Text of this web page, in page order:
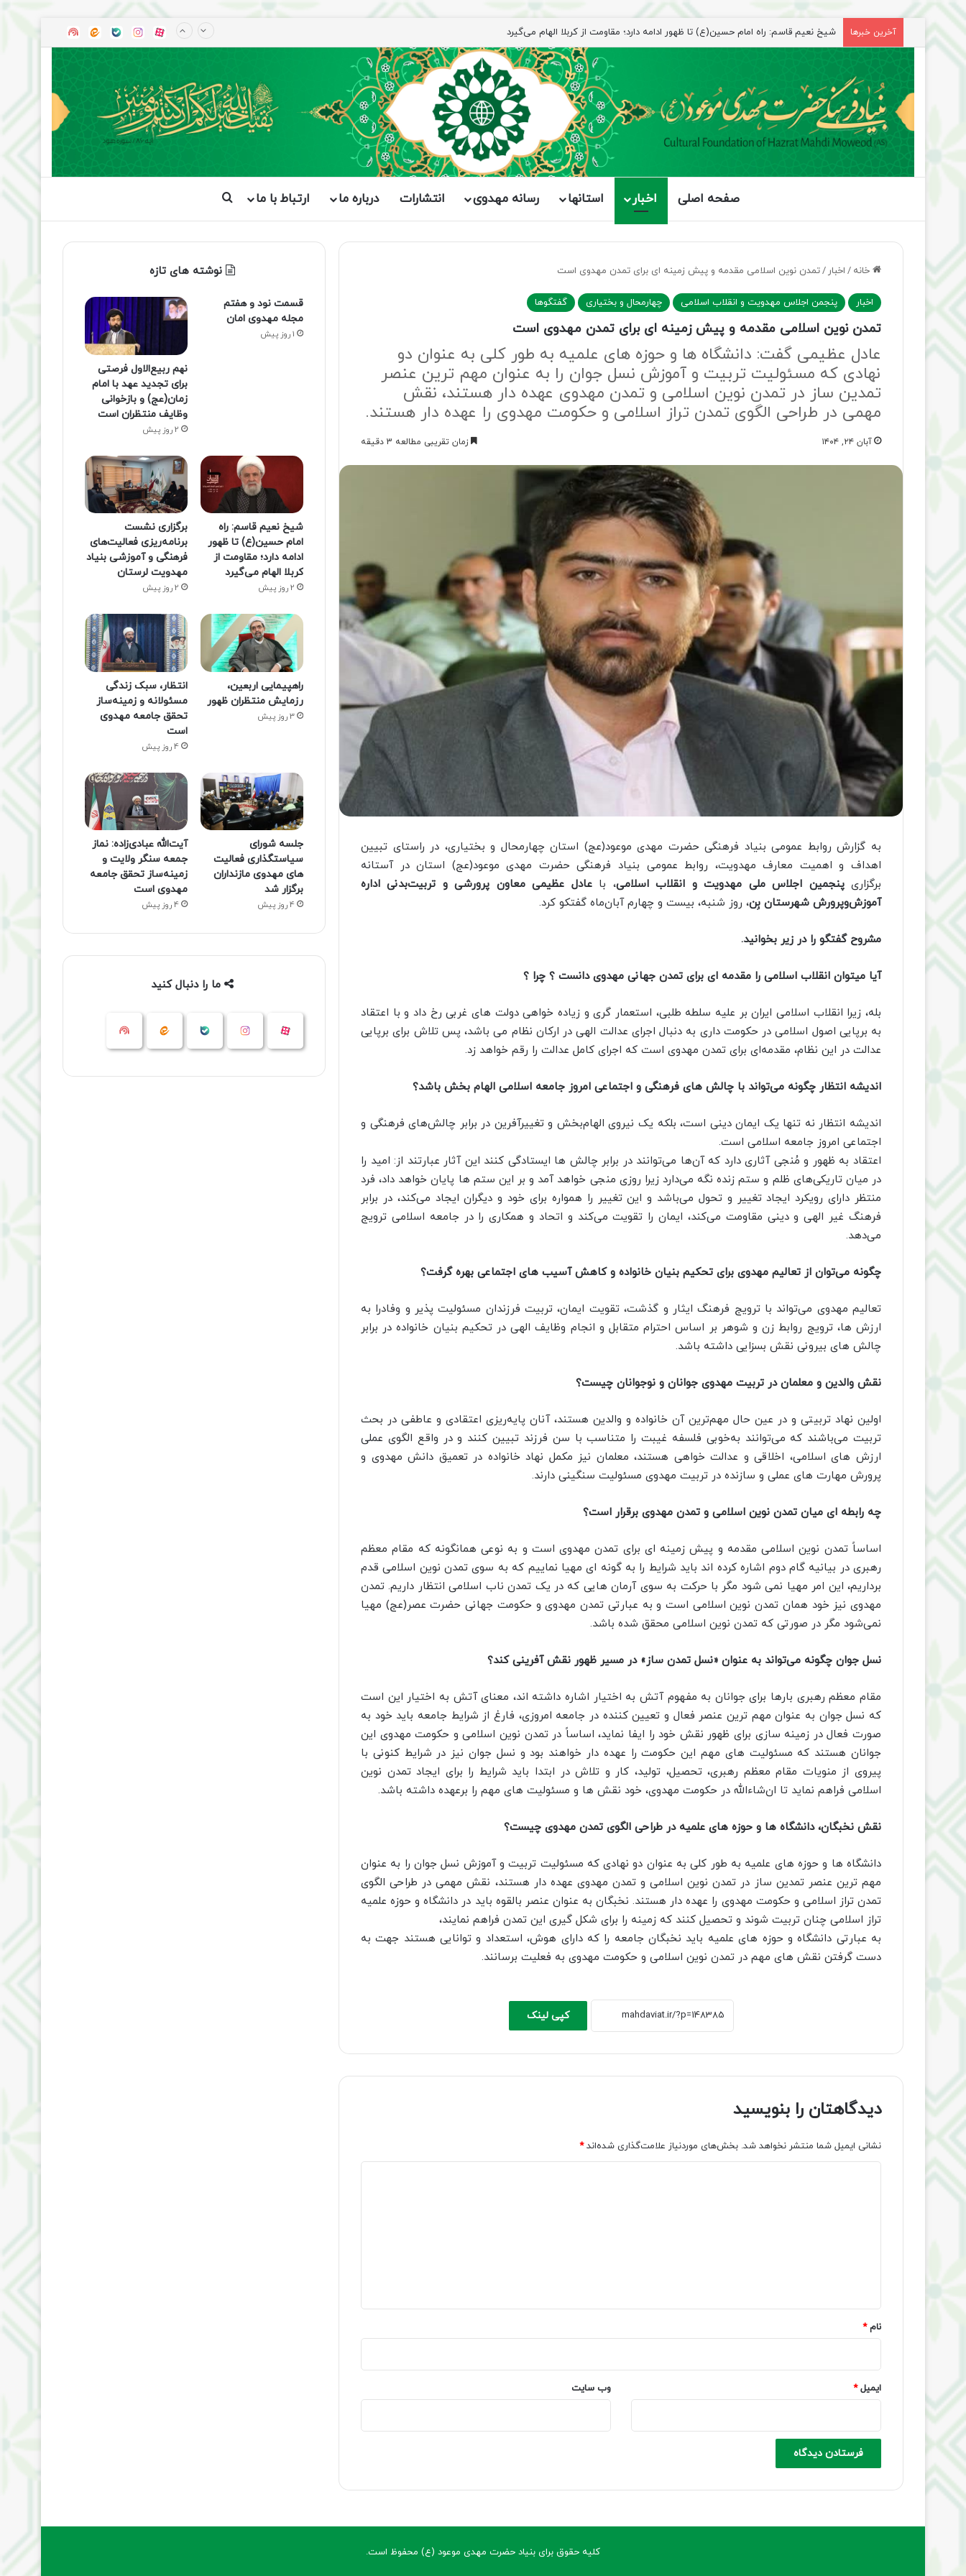
آخرین خبرها راهپیمایی اربعین، رزمایش منتظران ظهور آپاراتاینستاگرام
بله ایتا شنوتو
صفحه اصلی اخبار استانها رسانه مهدوی انتشارات درباره ما ارتباط با ما جستجو برای
خانه / اخبار /تمدن نوین اسلامی مقدمه و پیش زمینه ای برای تمدن مهدوی است
اخبار پنجمن اجلاس مهدویت و انقلاب اسلامی چهارمحال و بختیاری گفتگوها
تمدن نوین اسلامی مقدمه و پیش زمینه ای برای تمدن مهدوی است
عادل عظیمی گفت: دانشگاه ها و حوزه های علمیه به طور کلی به عنوان دو
نهادی که مسئولیت تربیت و آموزش نسل جوان را به عنوان مهم ترین عنصر
تمدین ساز در تمدن نوین اسلامی و تمدن مهدوی عهده دار هستند، نقش
مهمی در طراحی الگوی تمدن تراز اسلامی و حکومت مهدوی را عهده دار هستند.
آبان ۲۴, ۱۴۰۴ زمان تقریبی مطالعه 3 دقیقه
به گزارش روابط عمومی بنیاد فرهنگی حضرت مهدی موعود(عج) استان چهارمحال و بختیاری، در راستای تبیین
اهداف و اهمیت معارف مهدویت، روابط عمومی بنیاد فرهنگی حضرت مهدی موعود(عج) استان در آستانه
برگزاریپنجمین اجلاس ملی مهدویت و انقلاب اسلامی، باعادل عظیمی معاون پرورشی و تربیت‌بدنی اداره
آموزش‌وپرورش شهرستان بِن، روز شنبه، بیست و چهارم آبان‌ماه گفتکو کرد.
مشروح گفتگو را در زیر بخوانید.
آیا میتوان انقلاب اسلامی را مقدمه ای برای تمدن جهانی مهدوی دانست ؟ چرا ؟
بله، زیرا انقلاب اسلامی ایران بر علیه سلطه طلبی، استعمار گری و زیاده خواهی دولت های غربی رخ داد و با اعتقاد
به برپایی اصول اسلامی در حکومت داری به دنبال اجرای عدالت الهی در ارکان نظام می باشد، پس تلاش برای برپایی
عدالت در این نظام، مقدمه‌ای برای تمدن مهدوی است که اجرای کامل عدالت را رقم خواهد زد.
اندیشه انتظار چگونه می‌تواند با چالش های فرهنگی و اجتماعی امروز جامعه اسلامی الهام بخش باشد؟
اندیشه انتظار نه تنها یک ایمان دینی است، بلکه یک نیروی الهام‌بخش و تغییرآفرین در برابر چالش‌های فرهنگی و
اجتماعی امروز جامعه اسلامی است.
اعتقاد به ظهور و مُنجی آثاری دارد که آن‌ها می‌توانند در برابر چالش ها ایستادگی کنند این آثار عبارتند از: امید را
در میان تاریکی‌های ظلم و ستم زنده نگه می‌دارد زیرا روزی منجی خواهد آمد و بر این ستم ها پایان خواهد داد، فرد
منتظر دارای رویکرد ایجاد تغییر و تحول می‌باشد و این تغییر را همواره برای خود و دیگران ایجاد می‌کند، در برابر
فرهنگ غیر الهی و دینی مقاومت می‌کند، ایمان را تقویت می‌کند و اتحاد و همکاری را در جامعه اسلامی ترویج
می‌‌دهد.
چگونه می‌توان از تعالیم مهدوی برای تحکیم بنیان خانواده و کاهش آسیب های اجتماعی بهره گرفت؟
تعالیم مهدوی می‌تواند با ترویج فرهنگ ایثار و گذشت، تقویت ایمان، تربیت فرزندان مسئولیت پذیر و وفادرا به
ارزش ها، ترویج روابط زن و شوهر بر اساس احترام متقابل و انجام وظایف الهی در تحکیم بنیان خانواده در برابر
چالش های بیرونی نقش بسزایی داشته باشد.
نقش والدین و معلمان در تربیت مهدوی جوانان و نوجوانان چیست؟
اولین نهاد تربیتی و در عین حال مهم‌ترین آن خانواده و والدین هستند، آنان پایه‌ریزی اعتقادی و عاطفی در بحث
تربیت می‌باشند که می‌توانند به‌خوبی فلسفه غیبت را متناسب با سن فرزند تبیین کنند و در واقع الگوی عملی
ارزش های اسلامی، اخلاقی و عدالت خواهی هستند، معلمان نیز مکمل نهاد خانواده در تعمیق دانش مهدوی و
پرورش مهارت های عملی و سازنده در تربیت مهدوی مسئولیت سنگینی دارند.
چه رابطه ای میان تمدن نوین اسلامی و تمدن مهدوی برقرار است؟
اساساً تمدن نوین اسلامی مقدمه و پیش زمینه ای برای تمدن مهدوی است و به نوعی همانگونه که مقام معظم
رهبری در بیانیه گام دوم اشاره کرده اند باید شرایط را به گونه ای مهیا نماییم که به سوی تمدن نوین اسلامی قدم
برداریم، این امر مهیا نمی شود مگر با حرکت به سوی آرمان هایی که در یک تمدن ناب اسلامی انتظار داریم. تمدن
مهدوی نیز خود همان تمدن نوین اسلامی است و به عبارتی تمدن مهدوی و حکومت جهانی حضرت عصر(عج) مهیا
نمی‌شود مگر در صورتی که تمدن نوین اسلامی محقق شده باشد.
نسل جوان چگونه می‌تواند به عنوان «نسل تمدن ساز» در مسیر ظهور نقش آفرینی کند؟
مقام معظم رهبری بارها برای جوانان به مفهوم آتش به اختیار اشاره داشته اند، معنای آتش به اختیار این است
که نسل جوان به عنوان مهم ترین عنصر فعال و تعیین کننده در جامعه امروزی، فارغ از شرایط جامعه باید خود به
صورت فعال در زمینه سازی برای ظهور نقش خود را ایفا نماید، اساساً در تمدن نوین اسلامی و حکومت مهدوی این
جوانان هستند که مسئولیت های مهم این حکومت را عهده دار خواهند بود و نسل جوان نیز در شرایط کنونی با
پیروی از منویات مقام معظم رهبری، تحصیل، تولید، کار و تلاش در ابتدا باید شرایط را برای ایجاد تمدن نوین
اسلامی فراهم نماید تا ان‌شاءالله در حکومت مهدوی، خود نقش ها و مسئولیت های مهم را برعهده داشته باشد.
نقش نخبگان، دانشگاه ها و حوزه های علمیه در طراحی الگوی تمدن مهدوی چیست؟
دانشگاه ها و حوزه های علمیه به طور کلی به عنوان دو نهادی که مسئولیت تربیت و آموزش نسل جوان را به عنوان
مهم ترین عنصر تمدین ساز در تمدن نوین اسلامی و تمدن مهدوی عهده دار هستند، نقش مهمی در طراحی الگوی
تمدن تراز اسلامی و حکومت مهدوی را عهده دار هستند. نخبگان به عنوان عنصر بالقوه باید در دانشگاه و حوزه علمیه
تراز اسلامی چنان تربیت شوند و تحصیل کنند که زمینه را برای شکل گیری این تمدن فراهم نمایند،
به عبارتی دانشگاه و حوزه های علمیه باید نخبگان جامعه را که دارای هوش، استعداد و توانایی هستند جهت به
دست گرفتن نقش های مهم در تمدن نوین اسلامی و حکومت مهدوی به فعلیت برسانند.
کپی لینک
دیدگاهتان را بنویسید
نشانی ایمیل شما منتشر نخواهد شد. بخش‌های موردنیاز علامت‌گذاری شده‌اند*
نام*
ایمیل* وب‌ سایت
نوشته های تازه
قسمت نود و هفتم
مجله مهدوی امان
1 روز پیش
نهم ربیع‌الاول فرصتی
برای تجدید عهد با امام
زمان(عج) و بازخوانی
وظایف منتظران است
2 روز پیش
شیخ نعیم قاسم: راه
امام حسین(ع) تا ظهور
ادامه دارد؛ مقاومت از
کربلا الهام می‌گیرد
2 روز پیش
برگزاری نشست
برنامه‌ریزی فعالیت‌های
فرهنگی و آموزشی بنیاد
مهدویت لرستان
2 روز پیش
راهپیمایی اربعین،
رزمایش منتظران ظهور
3 روز پیش
انتظار، سبک زندگی
مسئولانه و زمینه‌ساز
تحقق جامعه مهدوی
است
4 روز پیش
جلسه شورای
سیاستگذاری فعالیت
های مهدوی مازنداران
برگزار شد
4 روز پیش
آیت‌الله عبادی‌زاده: نماز
جمعه سنگر ولایت و
زمینه‌ساز تحقق جامعه
مهدوی است
4 روز پیش
ما را دنبال کنید
آپارات اینستاگرام ایتا
کلیه حقوق برای بنیاد حضرت مهدی موعود (ع) محفوظ است.